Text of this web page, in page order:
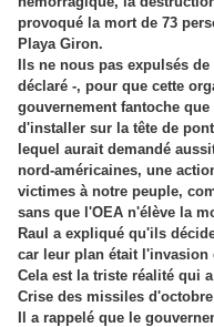
provoqué la mort de 73
Playa Giron.
Ils ne nous pas expulsés
déclaré -, pour que cette
gouvernement fantoche
d'installer sur la tête de
lequel aurait demandé
nord-américaines, une
victimes à notre peuple,
sans que l'OEA n'élève la
Raul a expliqué qu'ils
car leur plan était l'invasion
Cela est la triste réalité qui
Crise des missiles
Il a rappelé que le